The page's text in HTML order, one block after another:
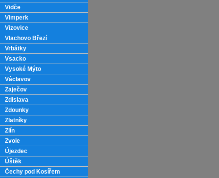
Vidče
Vimperk
Vizovice
Vlachovo Březí
Vrbátky
Vsacko
Vysoké Mýto
Václavov
Zaječov
Zdislava
Zdounky
Zlatníky
Zlín
Zvole
Újezdec
Úštěk
Čechy pod Kosířem